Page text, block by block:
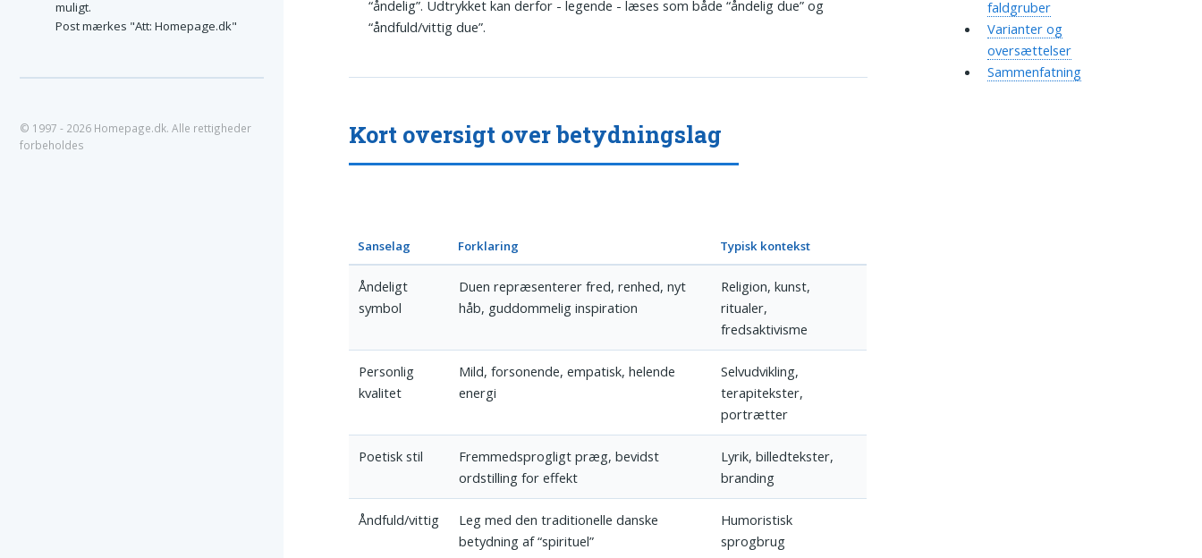
“åndelig”. Udtrykket kan derfor - legende - læses som både “åndelig due” og
“åndfuld/vittig due”.
Kort oversigt over betydningslag
Sanselag Forklaring Typisk kontekst
Åndeligt
symbol
Duen repræsenterer fred, renhed, nyt
håb, guddommelig inspiration
Religion, kunst,
ritualer,
fredsaktivisme
Personlig
kvalitet
Mild, forsonende, empatisk, helende
energi
Selvudvikling,
terapitekster,
portrætter
Poetisk stil
Fremmedsprogligt præg, bevidst
ordstilling for effekt
Lyrik, billedtekster,
branding
Åndfuld/vittig
Leg med den traditionelle danske
betydning af “spirituel”
Humoristisk
sprogbrug
faldgruber
Varianter og
oversættelser
Sammenfatning
muligt.
Post mærkes "Att: Homepage.dk"
© 1997 - 2026 Homepage.dk. Alle rettigheder
forbeholdes